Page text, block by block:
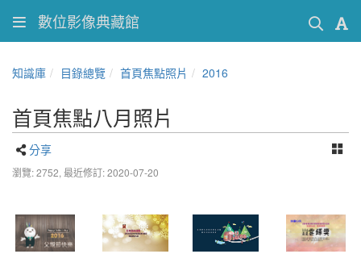
數位影像典藏館
知識庫 目錄總覽 首頁焦點照片 2016
首頁焦點八月照片
分享
瀏覽: 2752, 最近修訂: 2020-07-20